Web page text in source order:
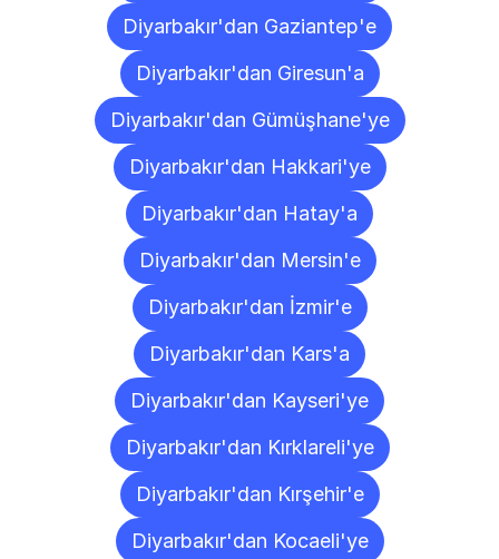
Diyarbakır'dan Gaziantep'e
Diyarbakır'dan Giresun'a
Diyarbakır'dan Gümüşhane'ye
Diyarbakır'dan Hakkari'ye
Diyarbakır'dan Hatay'a
Diyarbakır'dan Mersin'e
Diyarbakır'dan İzmir'e
Diyarbakır'dan Kars'a
Diyarbakır'dan Kayseri'ye
Diyarbakır'dan Kırklareli'ye
Diyarbakır'dan Kırşehir'e
Diyarbakır'dan Kocaeli'ye